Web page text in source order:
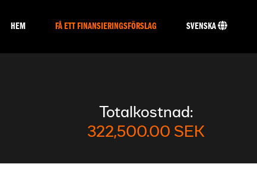
HEM FÅ ETT FINANSIERINGSFÖRSLAG SVENSKA
Totalkostnad:
322,500.00 SEK